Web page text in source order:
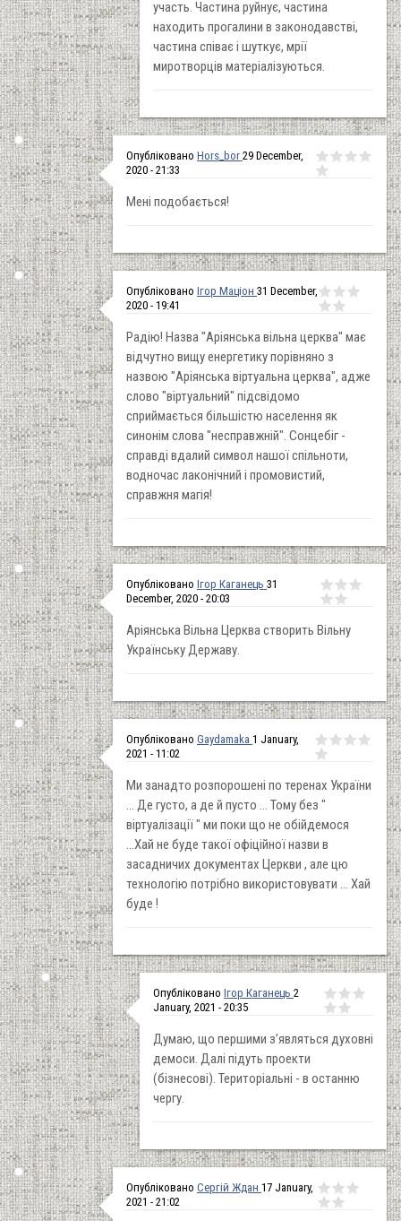
участь. Частина руйнує, частина
находить прогалини в законодавстві,
частина співає і шуткує, мрії
миротворців матеріалізуються.
Опубліковано Hors_bor 29 December,
2020 - 21:33
Мені подобається!
Опубліковано Ігор Маціон 31 December,
2020 - 19:41
Радію! Назва "Аріянська вільна церква" має
відчутно вищу енергетику порівняно з
назвою "Аріянська віртуальна церква", адже
слово "віртуальний" підсвідомо
сприймається більшістю населення як
синонім слова "несправжній". Сонцебіг -
справді вдалий символ нашої спільноти,
водночас лаконічний і промовистий,
справжня магія!
Опубліковано Ігор Каганець 31
December, 2020 - 20:03
Аріянська Вільна Церква створить Вільну
Українську Державу.
Опубліковано Gaydamaka 1 January,
2021 - 11:02
Ми занадто розпорошені по теренах України
... Де густо, а де й пусто ... Тому без "
віртуалізації " ми поки що не обійдемося
...Хай не буде такої офіційної назви в
засадничих документах Церкви , але цю
технологію потрібно використовувати ... Хай
буде !
Опубліковано Ігор Каганець 2
January, 2021 - 20:35
Думаю, що першими з’являться духовні
демоси. Далі підуть проекти
(бізнесові). Територіальні - в останню
чергу.
Опубліковано Сергій Ждан 17 January,
2021 - 21:02